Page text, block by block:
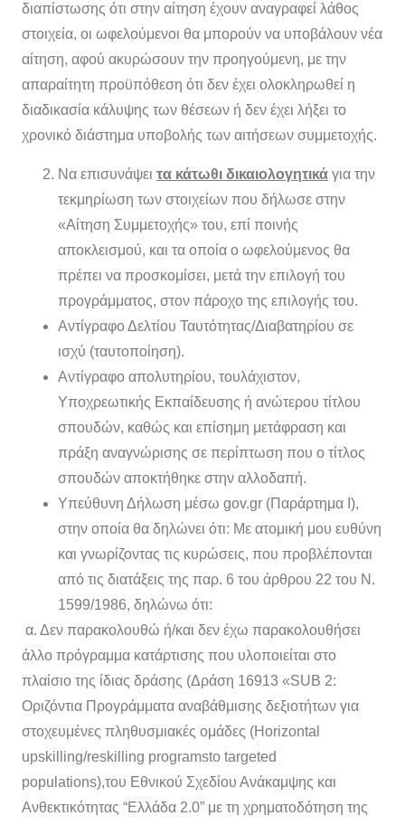
διαπίστωσης ότι στην αίτηση έχουν αναγραφεί λάθος
στοιχεία, οι ωφελούμενοι θα μπορούν να υποβάλουν νέα
αίτηση, αφού ακυρώσουν την προηγούμενη, με την
απαραίτητη προϋπόθεση ότι δεν έχει ολοκληρωθεί η
διαδικασία κάλυψης των θέσεων ή δεν έχει λήξει το
χρονικό διάστημα υποβολής των αιτήσεων συμμετοχής.
Να επισυνάψει τα κάτωθι δικαιολογητικά για την
τεκμηρίωση των στοιχείων που δήλωσε στην
«Αίτηση Συμμετοχής» του, επί ποινής
αποκλεισμού, και τα οποία ο ωφελούμενος θα
πρέπει να προσκομίσει, μετά την επιλογή του
προγράμματος, στον πάροχο της επιλογής του.
Αντίγραφο Δελτίου Ταυτότητας/Διαβατηρίου σε
ισχύ (ταυτοποίηση).
Αντίγραφο απολυτηρίου, τουλάχιστον,
Υποχρεωτικής Εκπαίδευσης ή ανώτερου τίτλου
σπουδών, καθώς και επίσημη μετάφραση και
πράξη αναγνώρισης σε περίπτωση που ο τίτλος
σπουδών αποκτήθηκε στην αλλοδαπή.
Υπεύθυνη Δήλωση μέσω gov.gr (Παράρτημα Ι),
στην οποία θα δηλώνει ότι: Με ατομική μου ευθύνη
και γνωρίζοντας τις κυρώσεις, που προβλέπονται
από τις διατάξεις της παρ. 6 του άρθρου 22 του Ν.
1599/1986, δηλώνω ότι:
α. Δεν παρακολουθώ ή/και δεν έχω παρακολουθήσει
άλλο πρόγραμμα κατάρτισης που υλοποιείται στο
πλαίσιο της ίδιας δράσης (Δράση 16913 «SUB 2:
Οριζόντια Προγράμματα αναβάθμισης δεξιοτήτων για
στοχευμένες πληθυσμιακές ομάδες (Horizontal
upskilling/reskilling programsto targeted
populations),του Εθνικού Σχεδίου Ανάκαμψης και
Ανθεκτικότητας “Ελλάδα 2.0” με τη χρηματοδότηση της